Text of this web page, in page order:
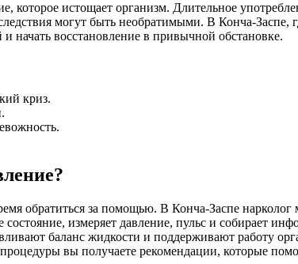
которое истощает организм. Длительное
могут быть необратимыми. В Конча-Заспе,
начать восстановление в привычной обстановке.
криз.
обратиться за помощью. В Конча-Заспе
измеряет давление, пульс и собирает
баланс жидкости и поддерживают работу
вы получаете рекомендации, которые